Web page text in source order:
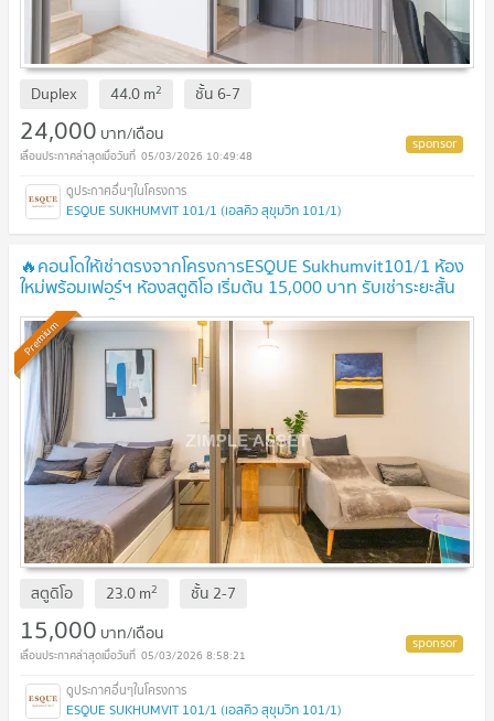
Duplex 44.0m2 ชั้น 6-7
24,000 บาท/เดือน
05/03/2026 10:49:48
ESQUE SUKHUMVIT 101/1 (เอสคิว สุขุมวิท 101/1)
🔥คอนโดให้เช่าตรงจากโครงการESQUE Sukhumvit101/1 ห้อง
ใหม่พร้อมเฟอร์ฯ ห้องสตูดิโอ เริ่มต้น 15,000 บาท รับเช่าระยะสั้น
พร้อมเข้าอยู่ ใกล้BTSปุณณวิถี
Premium
สตูดิโอ 23.0m2 ชั้น 2-7
15,000 บาท/เดือน
05/03/2026 8:58:21
ESQUE SUKHUMVIT 101/1 (เอสคิว สุขุมวิท 101/1)